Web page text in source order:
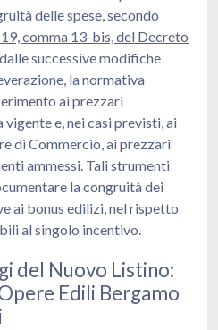
delle spese, secondo
comma 13-bis, del Decreto
successive modifiche
la normativa
ai prezzari
e, nei casi previsti, ai
di Commercio, ai prezzari
ammessi. Tali strumenti
la congruità dei
ai bonus edilizi, nel rispetto
al singolo incentivo.
del Nuovo Listino:
Edili Bergamo